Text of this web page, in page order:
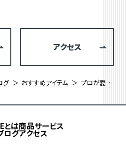
アクセス
グ おすすめアイテム プロが愛用する品質 ELITE(エリート)のボトルケージで暑い夏のサイクリングを乗り切ろう！
とは商品サービス
ログアクセス